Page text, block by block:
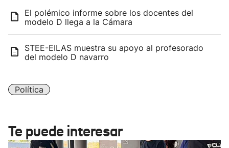
El polémico informe sobre los docentes del
modelo D llega a la Cámara
STEE-EILAS muestra su apoyo al profesorado
del modelo D navarro
Política
Te puede interesar